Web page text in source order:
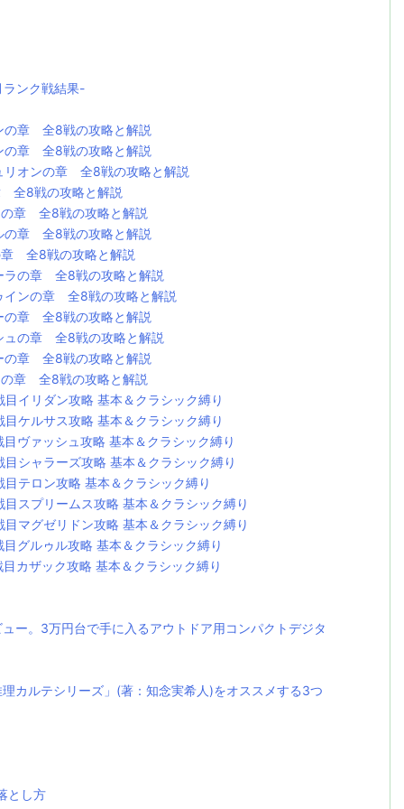
ンク戦結果-
の章 全8戦の攻略と解説
の章 全8戦の攻略と解説
リオンの章 全8戦の攻略と解説
全8戦の攻略と解説
章 全8戦の攻略と解説
の章 全8戦の攻略と解説
章 全8戦の攻略と解説
ラの章 全8戦の攻略と解説
インの章 全8戦の攻略と解説
の章 全8戦の攻略と解説
ュの章 全8戦の攻略と解説
の章 全8戦の攻略と解説
章 全8戦の攻略と解説
イリダン攻略 基本＆クラシック縛り
ケルサス攻略 基本＆クラシック縛り
ヴァッシュ攻略 基本＆クラシック縛り
シャラーズ攻略 基本＆クラシック縛り
テロン攻略 基本＆クラシック縛り
スプリームス攻略 基本＆クラシック縛り
マグゼリドン攻略 基本＆クラシック縛り
グルゥル攻略 基本＆クラシック縛り
カザック攻略 基本＆クラシック縛り
ー。3万円台で手に入るアウトドア用コンパクトデジタ
カルテシリーズ」(著：知念実希人)をオススメする3つ
とし方